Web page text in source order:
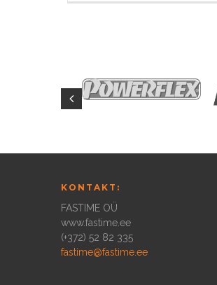
KONTAKT:
FASTIME OÜ
www.fastime.ee
(+372) 52 82 335
fastime@fastime.ee